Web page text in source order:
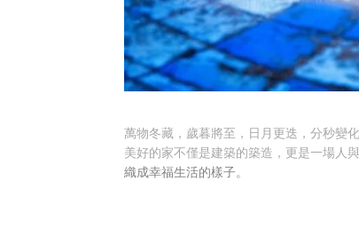
萬物冬藏，歲暮將至，日月更迭，分秒變化
美好的家不僅是建築的築造，更是一場人
織成幸福生活的樣子。